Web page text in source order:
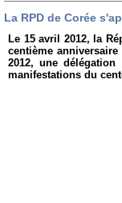
La RPD de Corée
Le 15 avril 2012, la
centième
2012, une
manifestations du